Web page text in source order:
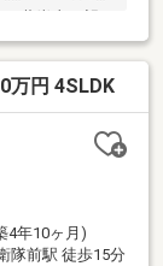
えます。○経
グコストを抑
ゆとりある前
り、間口も約
な屋外物置付
きり収納でき
万円 4SLDK
4年10ヶ月)
隊前駅 徒歩15分